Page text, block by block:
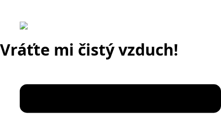
Vráťte mi čistý vzduch!